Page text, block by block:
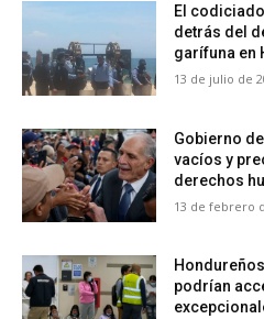
El
detrás del
garífuna en
13 de julio de
Gobierno
vacíos y
derechos
13 de febrero
podrían